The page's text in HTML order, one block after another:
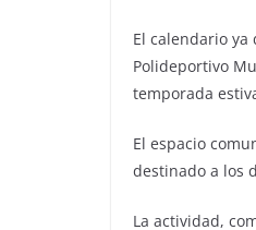
El calendario ya
Polideportivo
temporada
El espacio
destinado a los
La actividad,